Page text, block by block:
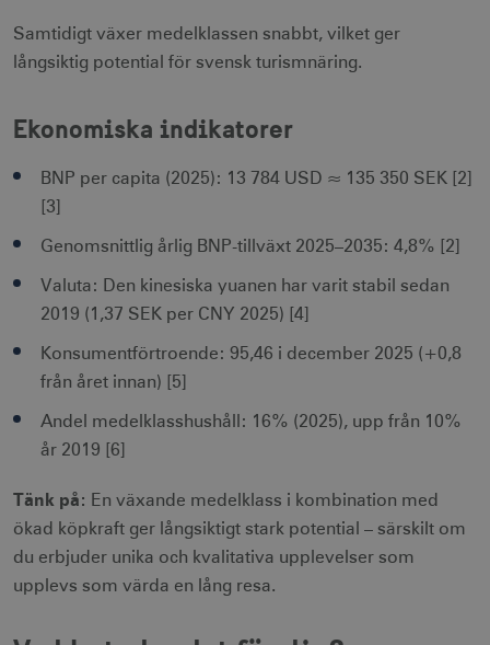
Samtidigt växer medelklassen snabbt, vilket ger
långsiktig potential för svensk turismnäring.
Ekonomiska indikatorer
BNP per capita (2025): 13 784 USD ≈ 135 350 SEK [2]
[3]
Genomsnittlig årlig BNP-tillväxt 2025–2035: 4,8% [2]
Valuta: Den kinesiska yuanen har varit stabil sedan
2019 (1,37 SEK per CNY 2025) [4]
Konsumentförtroende: 95,46 i december 2025 (+0,8
från året innan) [5]
Andel medelklasshushåll: 16% (2025), upp från 10%
år 2019 [6]
Tänk på: En växande medelklass i kombination med
ökad köpkraft ger långsiktigt stark potential – särskilt om
du erbjuder unika och kvalitativa upplevelser som
upplevs som värda en lång resa.